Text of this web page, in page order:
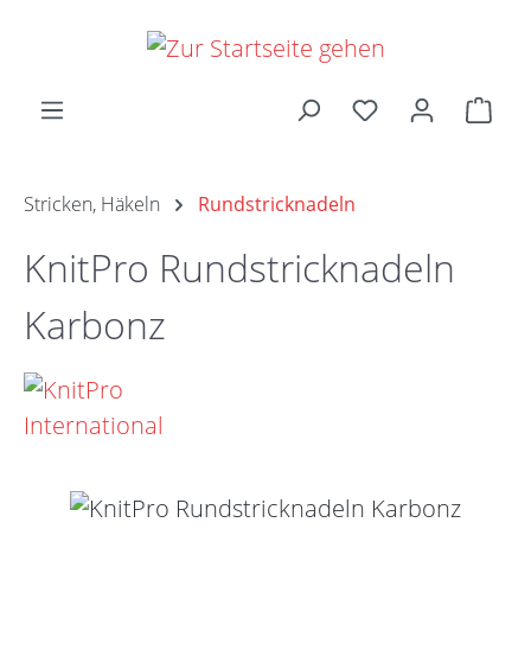
Zum Hauptinhalt springen
Stricken, Häkeln Rundstricknadeln
KnitPro Rundstricknadeln
Karbonz
Bildergalerie überspringen